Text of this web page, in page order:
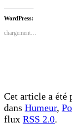
Facebook(ouvre
dans
une
fenêtre)
WordPress:
chargement…
Cet article a été
dans Humeur,
flux RSS 2.0.